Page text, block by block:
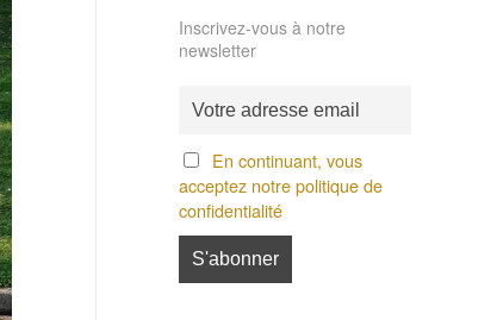
Inscrivez-vous à notre
newsletter
En continuant, vous
acceptez notre politique de
confidentialité